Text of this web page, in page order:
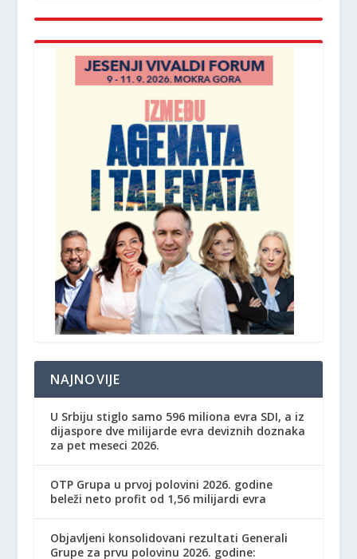
NAJNOVIJE
U Srbiju stiglo samo 596 miliona evra SDI, a iz
dijaspore dve milijarde evra deviznih doznaka
za pet meseci 2026.
OTP Grupa u prvoj polovini 2026. godine
beleži neto profit od 1,56 milijardi evra
Objavljeni konsolidovani rezultati Generali
Grupe za prvu polovinu 2026. godine: